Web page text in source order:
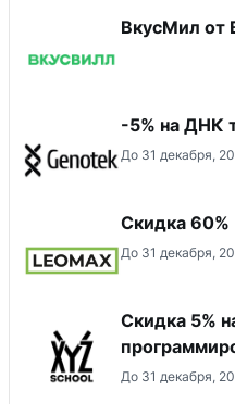
ВкусМил от
-5% на ДНК
До 31 декабря,
Скидка 60%
До 31 декабря,
Скидка 5%
До 31 декабря,